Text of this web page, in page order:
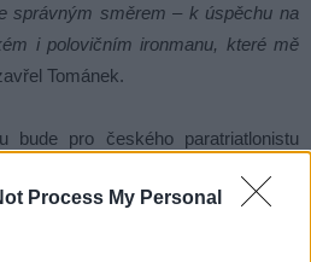
Process My Personal
správným směrem – k úspěchu na
i polovičním ironmanu, které mě
Tománek.
bude pro českého paratriatlonistu
to možnost představit se fanouškům